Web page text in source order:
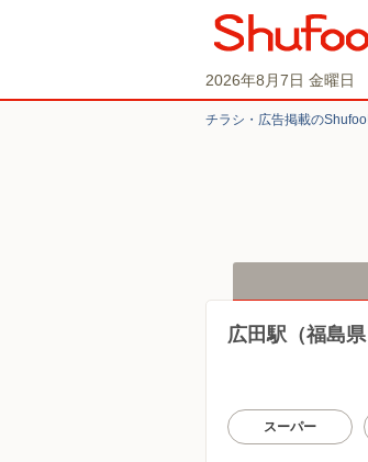
2026年8月7日 金曜日
チラシ・​広告掲載の​
広田駅（福島
スーパー